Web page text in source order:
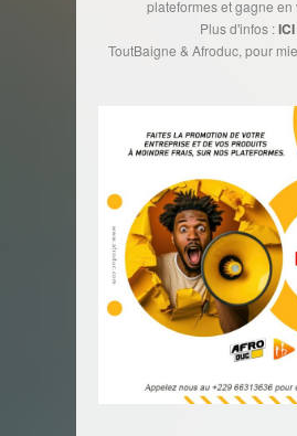
plateformes et gagne en
Plus d'infos :ICI
ToutBaigne & Afroduc, pour